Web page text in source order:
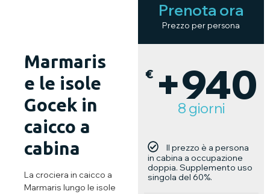
Marmaris
e le isole
Gocek in
caicco a
cabina
La crociera in caicco a
Marmaris lungo le isole
Prenota ora
Prezzo per persona
€ +940
8 giorni
Il prezzo è a persona
in cabina a occupazione
doppia. Supplemento uso
singola del 60%.